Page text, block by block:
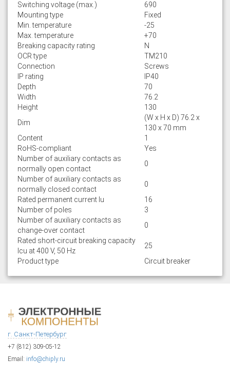
Switching voltage (max.)
690
Mounting type
Fixed
Min. temperature
-25
Max. temperature
+70
Breaking capacity rating
N
OCR type
TM210
Connection
Screws
IP rating
IP40
Depth
70
Width
76.2
Height
130
Dim
(W x H x D) 76.2 x
130 x 70 mm
Content
1
RoHS-compliant
Yes
Number of auxiliary contacts as
normally open contact
0
Number of auxiliary contacts as
normally closed contact
0
Rated permanent current Iu
16
Number of poles
3
Number of auxiliary contacts as
change-over contact
0
Rated short-circuit breaking capacity
lcu at 400 V, 50 Hz
25
Product type
Circuit breaker
г. Санкт-Петербург
+7 (812) 309-05-12
Email: info@chiply.ru